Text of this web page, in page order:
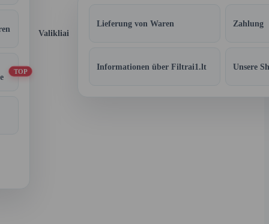
TOP
Valikliai
Lieferung von Waren Zahlung
Informationen über Filtrai1.lt Unsere